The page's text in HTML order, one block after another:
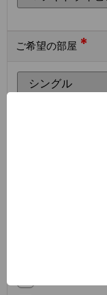
ご希望の部屋 *